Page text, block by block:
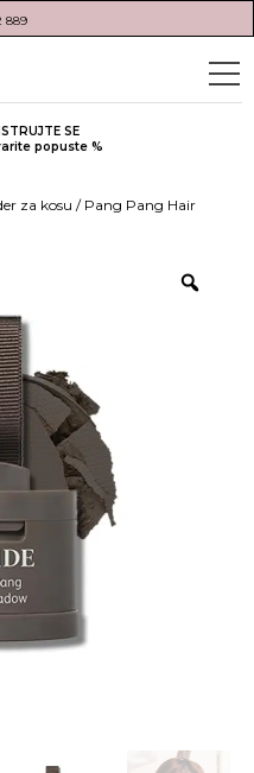
889
SE
popuste %
za kosu / Pang Pang Hair